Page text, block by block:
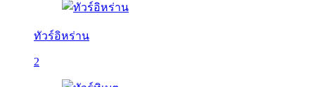
ทัวร์อิหร่าน
2